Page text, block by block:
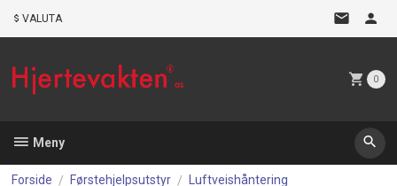
VALUTA
0
Meny
Forside Førstehjelpsutstyr
Luftveishåntering